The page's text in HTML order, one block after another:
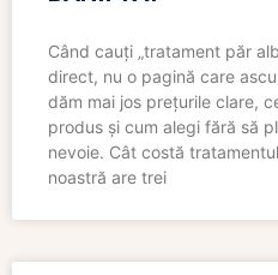
Când cauți „tratament păr
direct, nu o pagină care
dăm mai jos prețurile clare,
produs și cum alegi fără să
nevoie. Cât costă
noastră are trei